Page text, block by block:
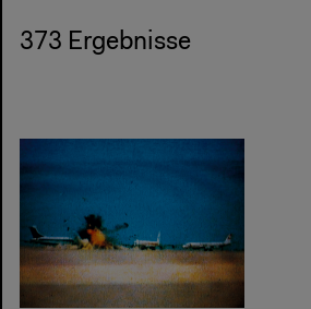
373 Ergebnisse